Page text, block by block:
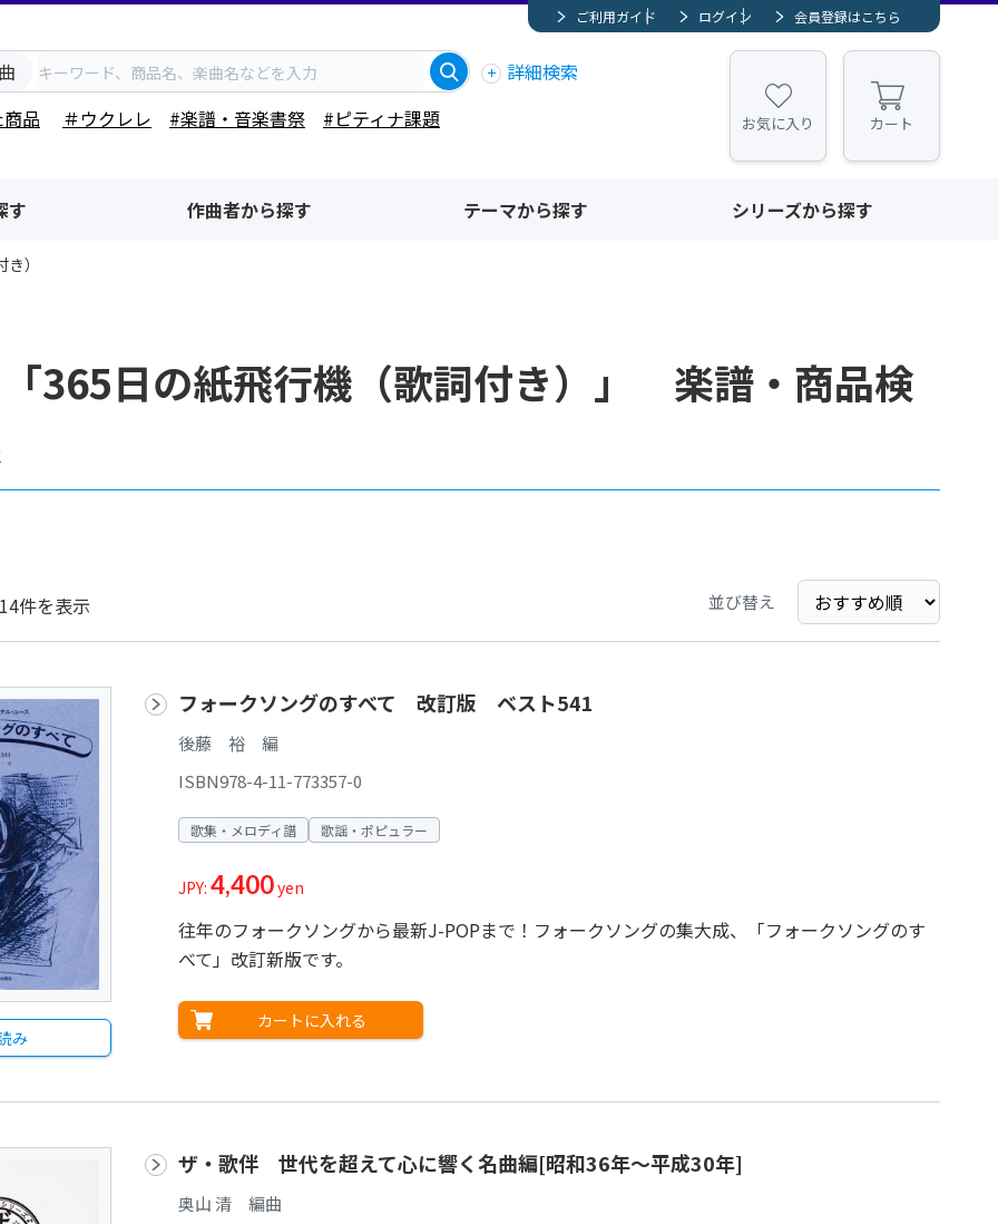
ご利用ガイド ログイン 会員登録はこちら
詳細検索
品
＃ウクレレ #楽譜・音楽書祭 #ピティナ課題 お気に入り カート
す 作曲者から探す テーマから探す シリーズから探す
）
365日の紙飛行機（歌詞付き）」 楽譜・商品検
件を表示 並び替え
み
フォークソングのすべて 改訂版 ベスト541
後藤 裕 編
ISBN978-4-11-773357-0
歌集・メロディ譜 歌謡・ポピュラー
JPY: 4,400yen
往年のフォークソングから最新J-POPまで！フォークソングの集大成、「フォークソングのす
べて」改訂新版です。
カートに入れる
ザ・歌伴 世代を超えて心に響く名曲編[昭和36年～平成30年]
奥山 清 編曲